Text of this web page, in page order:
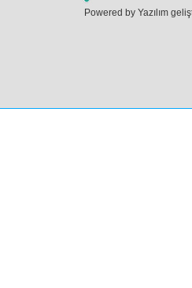
Powered by Yazılım